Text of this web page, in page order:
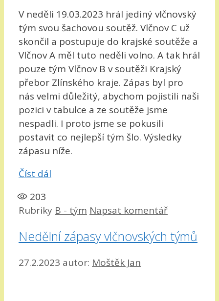
V neděli 19.03.2023 hrál jediný vlčnovský
tým svou šachovou soutěž. Vlčnov C už
skončil a postupuje do krajské soutěže a
Vlčnov A měl tuto neděli volno. A tak hrál
pouze tým Vlčnov B v soutěži Krajský
přebor Zlínského kraje. Zápas byl pro
nás velmi důležitý, abychom pojistili naši
pozici v tabulce a ze soutěže jsme
nespadli. I proto jsme se pokusili
postavit co nejlepší tým šlo. Výsledky
zápasu níže.
Číst dál
203
Rubriky B - tým Napsat komentář
Nedělní zápasy vlčnovských týmů
27.2.2023 autor: Moštěk Jan